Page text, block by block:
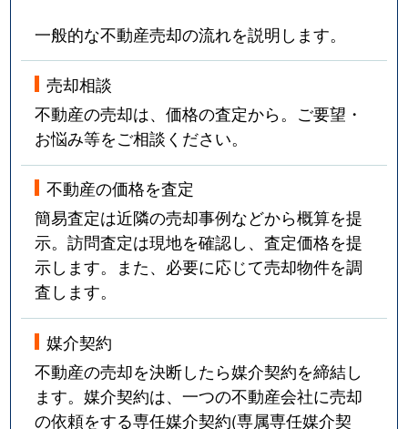
一般的な不動産売却の流れを説明します。
売却相談
不動産の売却は、価格の査定から。ご要望・
お悩み等をご相談ください。
不動産の価格を査定
簡易査定は近隣の売却事例などから概算を提
示。訪問査定は現地を確認し、査定価格を提
示します。また、必要に応じて売却物件を調
査します。
媒介契約
不動産の売却を決断したら媒介契約を締結し
ます。媒介契約は、一つの不動産会社に売却
の依頼をする専任媒介契約(専属専任媒介契